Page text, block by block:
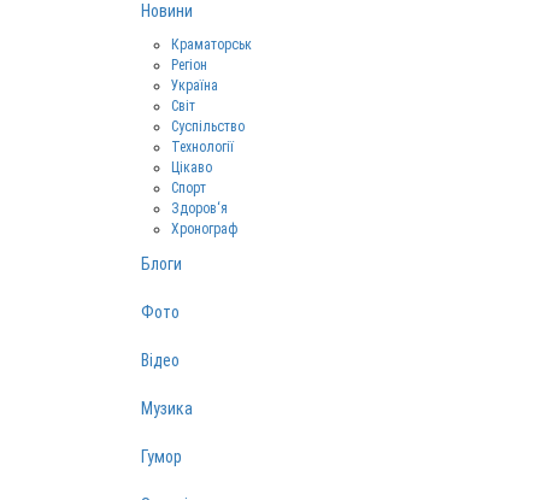
Новини
Краматорськ
Регіон
Україна
Світ
Суспільство
Технології
Цікаво
Спорт
Здоров‘я
Хронограф
Блоги
Фото
Відео
Музика
Гумор